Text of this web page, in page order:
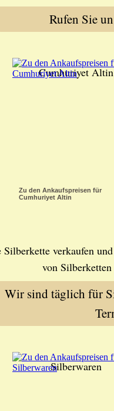
Rufen Sie
Cumhuriyet Altin
Zu den Ankaufspreisen für
Cumhuriyet Altin
Silberkette verkaufen
von
Wir sind täglich für
Silberwaren